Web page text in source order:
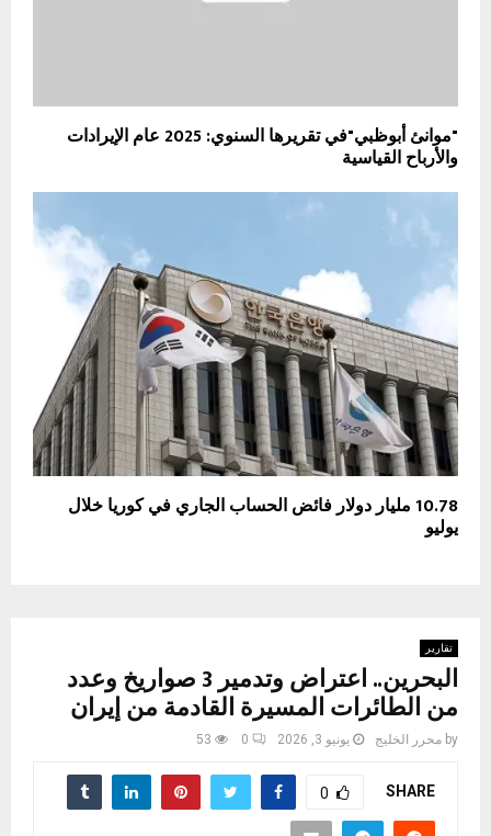
"موانئ أبوظبي"في تقريرها السنوي: 2025 عام الإيرادات
والأرباح القياسية
10.78 مليار دولار فائض الحساب الجاري في كوريا خلال
يوليو
تقارير
البحرين.. اعتراض وتدمير 3 صواريخ وعدد
من الطائرات المسيرة القادمة من إيران
by محرر الخليج يونيو 3, 2026 0
53
SHARE
0